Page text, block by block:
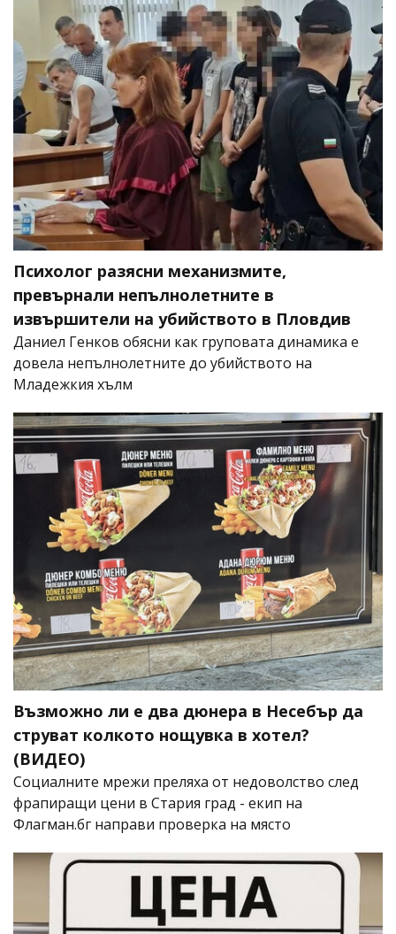
Психолог разясни механизмите,
превърнали непълнолетните в
извършители на убийството в Пловдив
Даниел Генков обясни как груповата динамика е
довела непълнолетните до убийството на
Младежкия хълм
Възможно ли е два дюнера в Несебър да
струват колкото нощувка в хотел?
(ВИДЕО)
Социалните мрежи преляха от недоволство след
фрапиращи цени в Стария град - екип на
Флагман.бг направи проверка на място